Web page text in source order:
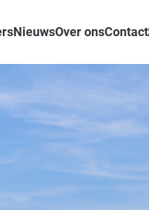
NieuwsOver onsContact